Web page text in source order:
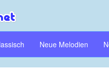
Neue Melodien